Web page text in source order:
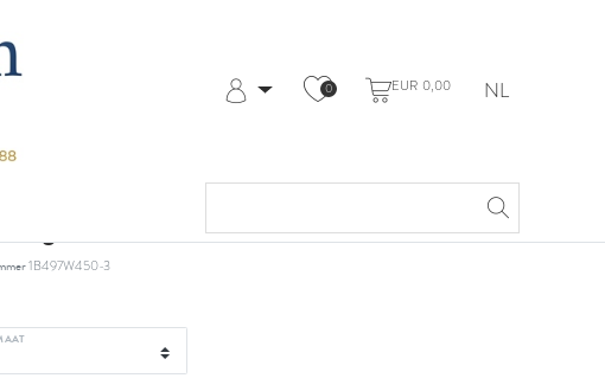
Mijn Account
0 EUR 0,00 NL
1B497W450-3